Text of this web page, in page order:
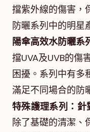
擋紫外線的傷害，
防曬系列中的明星
陽傘高效水防曬系
擋UVA及UVB的傷
困擾。系列中有多
滿足不同場合的防
特殊護理系列：
除了基礎的清潔、